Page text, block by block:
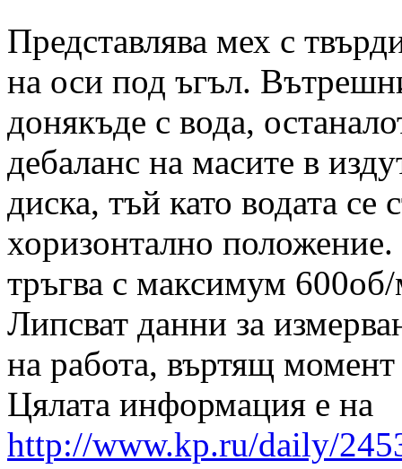
Представлява мех с
на оси под ъгъл.
донякъде с вода,
дебаланс на масите в
диска, тъй като водата се
хоризонтално
тръгва с максимум
Липсват данни за
на работа, въртящ
Цялата информация е на
http://www.kp.ru/daily/